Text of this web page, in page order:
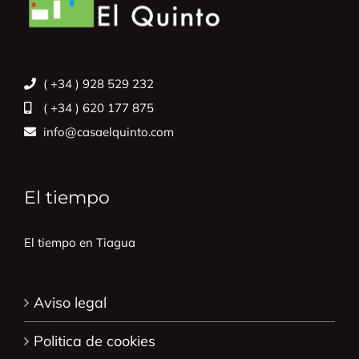
( +34 ) 928 529 232
( +34 ) 620 177 875
info@casaelquinto.com
El tiempo
El tiempo en Tiagua
Aviso legal
Politica de cookies